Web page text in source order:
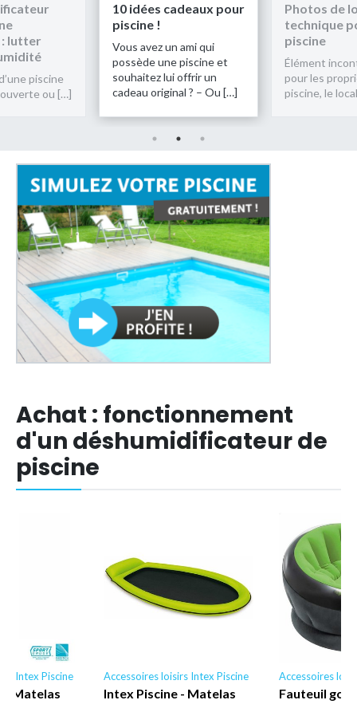
lutter
piscine
ou […]
10 idées cadeaux pour
piscine !
Vous avez un ami qui
possède une piscine et
souhaitez lui offrir un
cadeau original ? – Ou […]
Photos de
technique
piscine
Élément
pour les
piscine, le
Achat : fonctionnement
d'un déshumidificateur de
piscine
Intex Piscine
- Matelas
Accessoires loisirs Intex Piscine
Intex Piscine - Matelas
Accessoires
Fauteuil